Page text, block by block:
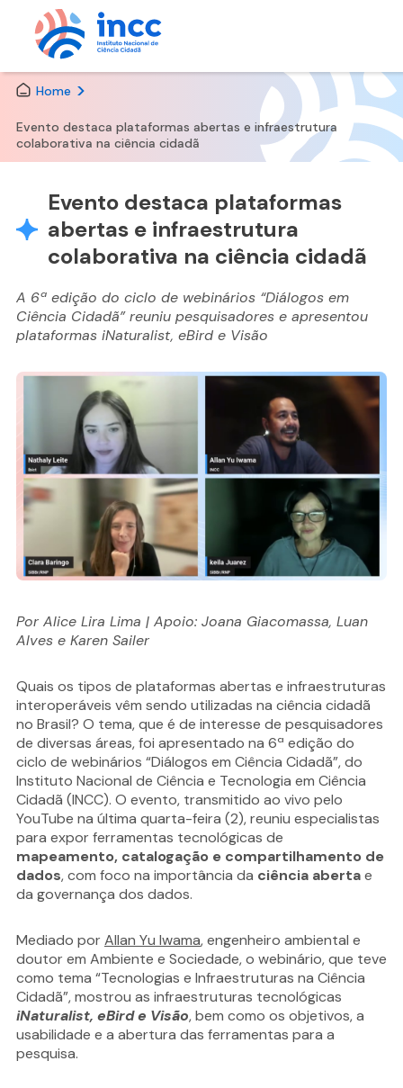
Skip
the
content
Home
Evento destaca plataformas abertas e infraestrutura
colaborativa na ciência cidadã
Evento destaca plataformas
abertas e infraestrutura
colaborativa na ciência cidadã
A 6ª edição do ciclo de webinários “Diálogos em
Ciência Cidadã” reuniu pesquisadores e apresentou
plataformas iNaturalist, eBird e Visão
Por Alice Lira Lima | Apoio: Joana Giacomassa, Luan
Alves e Karen Sailer
Quais os tipos de plataformas abertas e infraestruturas
interoperáveis vêm sendo utilizadas na ciência cidadã
no Brasil? O tema, que é de interesse de pesquisadores
de diversas áreas, foi apresentado na 6ª edição do
ciclo de webinários “Diálogos em Ciência Cidadã”, do
Instituto Nacional de Ciência e Tecnologia em Ciência
Cidadã (INCC). O evento, transmitido ao vivo pelo
YouTube na última quarta-feira (2), reuniu especialistas
para expor ferramentas tecnológicas de
mapeamento, catalogação e compartilhamento de
dados, com foco na importância da ciência abertae
da governança dos dados.
Mediado por Allan Yu Iwama, engenheiro ambiental e
doutor em Ambiente e Sociedade, o webinário, que teve
como tema “Tecnologias e Infraestruturas na Ciência
Cidadã”, mostrou as infraestruturas tecnológicas
iNaturalist, eBird e Visão, bem como os objetivos, a
usabilidade e a abertura das ferramentas para a
pesquisa.